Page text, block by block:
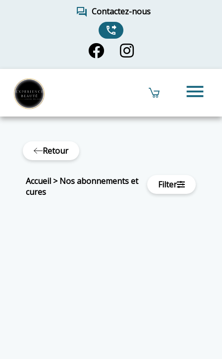
forum Contactez-nous
phone_forwarded
menu
Retour
Accueil >Nos abonnements et
cures
Filter